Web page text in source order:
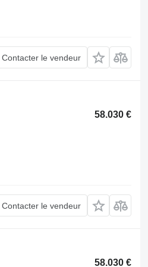
Contacter le vendeur
58.030 €
Contacter le vendeur
58.030 €